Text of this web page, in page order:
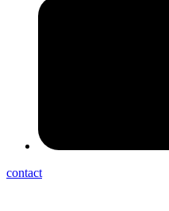
contact